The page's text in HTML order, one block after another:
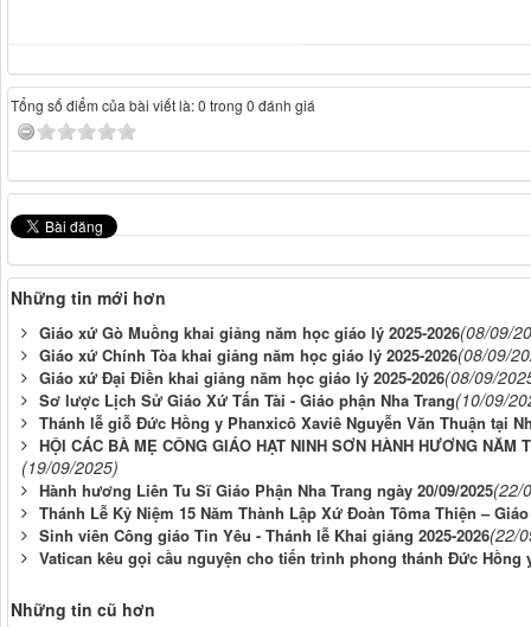
Tổng số điểm của bài viết là: 0 trong 0 đánh giá
Những tin mới hơn
Giáo xứ Gò Muồng khai giảng năm học giáo lý 2025-2026(08/09/
Giáo xứ Chính Tòa khai giảng năm học giáo lý 2025-2026(08/09/
Giáo xứ Đại Điền khai giảng năm học giáo lý 2025-2026(08/09/
Sơ lược Lịch Sử Giáo Xứ Tấn Tài - Giáo phận Nha Trang(10/09/
Thánh lễ giỗ Đức Hồng y Phanxicô Xaviê Nguyễn Văn Thuận tại
HỘI CÁC BÀ MẸ CÔNG GIÁO HẠT NINH SƠN HÀNH HƯƠNG NĂM
(19/09/2025)
Hành hương Liên Tu Sĩ Giáo Phận Nha Trang ngày 20/09/2025(22/
Thánh Lễ Kỷ Niệm 15 Năm Thành Lập Xứ Đoàn Tôma Thiện –
Sinh viên Công giáo Tin Yêu - Thánh lễ Khai giảng 2025-2026(22/
Vatican kêu gọi cầu nguyện cho tiến trình phong thánh Đức Hồng
Những tin cũ hơn